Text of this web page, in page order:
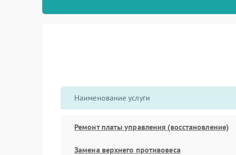
Наименование услуги
Ремонт платы управления (восстановление)
Замена верхнего противовеса